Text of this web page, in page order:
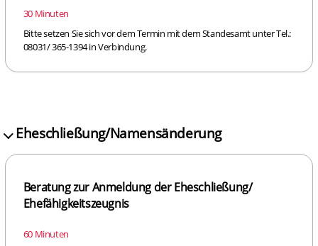
30 Minuten
Bitte setzen Sie sich vor dem Termin mit dem Standesamt unter Tel.:
08031/ 365-1394 in Verbindung.
Eheschließung/Namensänderung
Beratung zur Anmeldung der Eheschließung/
Ehefähigkeitszeugnis
60 Minuten